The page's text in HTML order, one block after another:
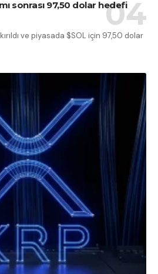
sonrası 97,50 dolar hedefi
ve piyasada $SOL için 97,50 dolar